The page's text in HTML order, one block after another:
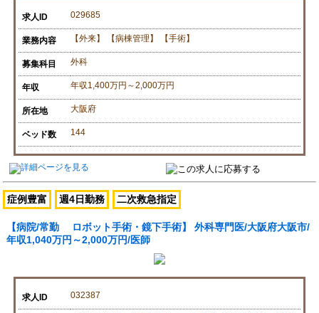
求人ID 029685
業務内容 【外来】 【病棟管理】 【手術】
募集科目 外科
年収 年収1,400万円～2,000万円
所在地 大阪府
ベッド数 144
症例豊富 週4日勤務 二次救急指定
【病院/常勤 ロボット手術・鏡下手術】 外科専門医/大阪府大阪市/
年収1,040万円～2,000万円/医師
求人ID 032387